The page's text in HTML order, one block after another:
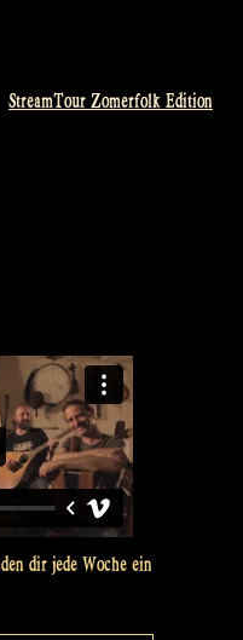
StreamTour Zomerfolk Edition
dir jede Woche ein